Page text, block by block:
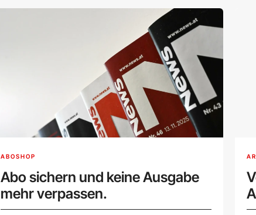
ABOSHOP
Abo sichern und keine Ausgabe
mehr verpassen.